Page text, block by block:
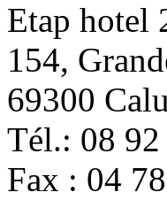
Etap hotel
154,
69300
Tél.: 08 92
Fax : 04